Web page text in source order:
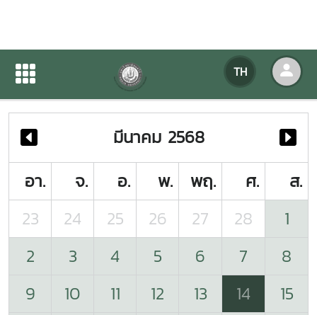
TH
ปฏิทินกิจกรรมของหน่วยงาน
ปฏิทินกิจกรรมของหน่วยงาน
มีนาคม 2568
อา.
จ. อ. พ. พฤ. ศ.
ส.
23
24 25 26 27 28
1
2
3 4 5 6 7
8
9
10 11 12 13 14
15